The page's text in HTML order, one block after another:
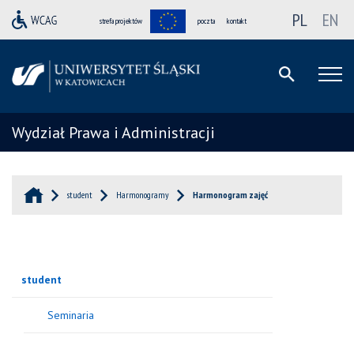
strefa projektów poczta kontakt PL EN
Wydział Prawa i Administracji
student Harmonogramy Harmonogram zajęć
student
Seminaria